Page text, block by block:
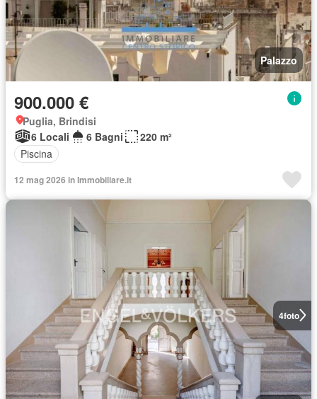
Palazzo
900.000 €
Puglia, Brindisi
6 Locali
6 Bagni
220 m²
Piscina
12 mag 2026 in Immobiliare.it
4foto